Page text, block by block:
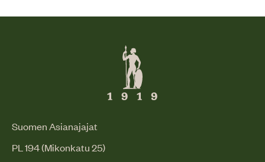
Suomen Asianajajat
PL 194 (Mikonkatu 25)